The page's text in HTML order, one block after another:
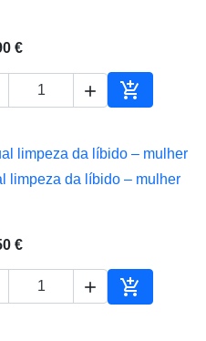
€
 
Adicionar
 Vista rápida
limpeza da líbido – mulher
€
 
Adicionar